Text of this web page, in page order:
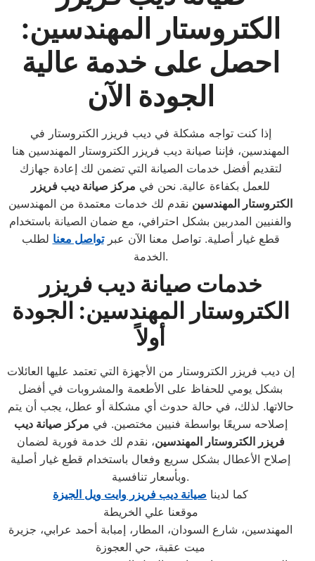
الكتروستار المهندسين:
احصل على خدمة عالية
الجودة الآن
إذا كنت تواجه مشكلة في ديب فريزر الكتروستار في
المهندسين، فإننا صيانة ديب فريزر الكتروستار المهندسين هنا
لتقديم أفضل خدمات الصيانة التي تضمن لك إعادة جهازك
للعمل بكفاءة عالية. نحن في مركز صيانة ديب فريزر
الكتروستار المهندسين نقدم لك خدمات معتمدة من المهندسين
والفنيين المدربين بشكل احترافي، مع ضمان الصيانة باستخدام
قطع غيار أصلية. تواصل معنا الآن عبرتواصل معنا لطلب
الخدمة.
خدمات صيانة ديب فريزر
الكتروستار المهندسين: الجودة
أولاً
إن ديب فريزر الكتروستار من الأجهزة التي تعتمد عليها العائلات
بشكل يومي للحفاظ على الأطعمة والمشروبات في أفضل
حالاتها. لذلك، في حالة حدوث أي مشكلة أو عطل، يجب أن يتم
إصلاحه سريعًا بواسطة فنيين مختصين. في مركز صيانة ديب
فريزر الكتروستار المهندسين، نقدم لك خدمة فورية لضمان
إصلاح الأعطال بشكل سريع وفعال باستخدام قطع غيار أصلية
وبأسعار تنافسية.
كما لدينا صيانة ديب فريزر وايت ويل الجيزة
موقعنا علي الخريطة
المهندسين، شارع السودان، المطار، إمبابة أحمد عرابي، جزيرة
ميت عقبة، حي العجوزة